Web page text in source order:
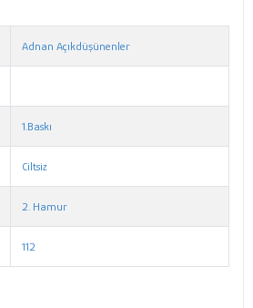
Adnan Açıkdüşünenler
1.Baskı
Ciltsiz
2. Hamur
112